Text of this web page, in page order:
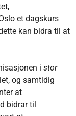
et dagskurs
kan bidra til at
istor
og samtidig
at
bidrar til